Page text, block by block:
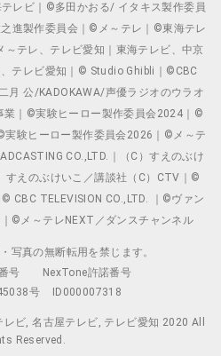
レビ｜©多田かおる/ イタキス製作委員
進製作委員会｜©メ～テレ｜©東海テレ
～テレ、テレビ愛知｜東海テレビ、中京
テレビ愛知｜© Studio Ghibli｜©CBC
月 公/KADOKAWA/声優ラジオのウラオ
業｜©実験ヒーロー製作委員会2024｜©
験ヒーロー製作委員会2026｜©メ～テ
CO.,LTD.｜（C）すえのぶけ
すえのぶけいこ／講談社（C）CTV｜©
CBC TELEVISION CO.,LTD. ｜©ヴァン
©メ～テレNEXT／ダンスチャンネル
写真の無断転用を禁じます。
号
NexTone許諾番号
号
ID000007318
ビ, 名古屋テレビ, テレビ愛知 2020 All
Reserved.